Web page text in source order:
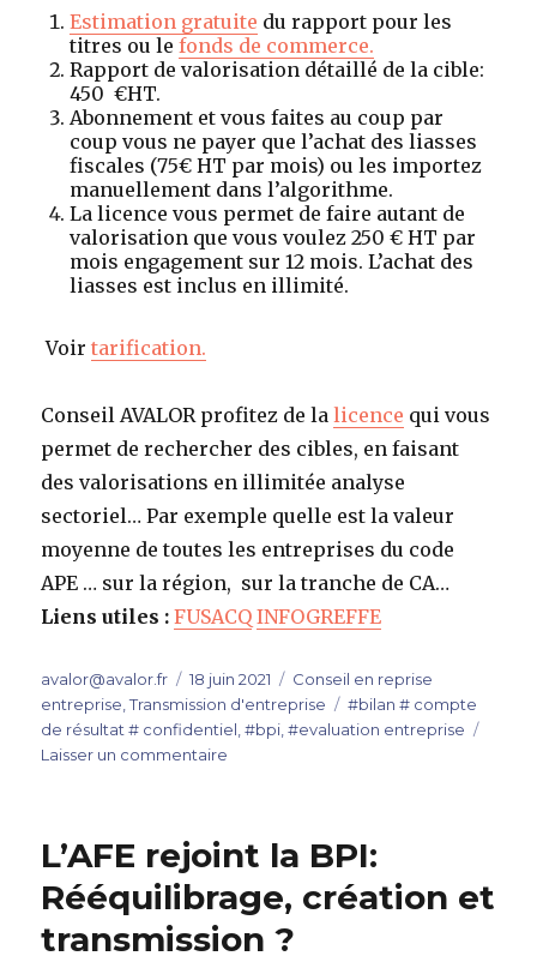
Estimation gratuite du rapport pour les
titres ou lefonds de commerce.
Rapport de valorisation détaillé de la cible:
450 €HT.
Abonnement et vous faites au coup par
coup vous ne payer que l’achat des liasses
fiscales (75€ HT par mois) ou les importez
manuellement dans l’algorithme.
La licence vous permet de faire autant de
valorisation que vous voulez 250 € HT par
mois engagement sur 12 mois.L’achat des
liasses est inclus en illimité.
Voirtarification.
Conseil AVALOR profitez de lalicence qui vous
permet de rechercher des cibles, en faisant
des valorisations en illimitée analyse
sectoriel… Par exemple quelle est la valeur
moyenne de toutes les entreprises du code
APE … sur la région, sur la tranche de CA…
Liens utiles : FUSACQ INFOGREFFE
Auteur
avalor@avalor.fr
Publié
le
18 juin 2021 Catégories
Conseil en reprise
entreprise,Transmission d'entreprise Étiquettes
#bilan # compte
de résultat # confidentiel,#bpi,#evaluation entreprise
Laisser un commentaire
trouver
cibles
?
L’AFE rejoint la BPI:
Rééquilibrage, création et
transmission ?